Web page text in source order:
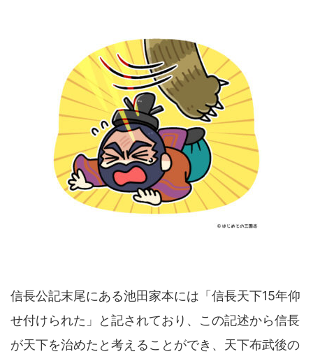
信長公記末尾にある池田家本には「信長天下15年仰
せ付けられた」と記されており、この記述から信長
が天下を治めたと考えることができ、天下布武後の